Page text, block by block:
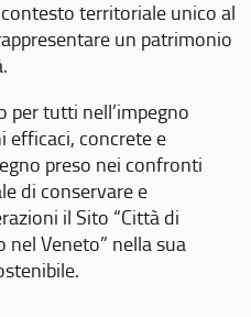
territoriale unico al
un patrimonio
per tutti nell’impegno
efficaci, concrete e
preso nei confronti
di conservare e
il Sito “Città di
nel Veneto” nella sua